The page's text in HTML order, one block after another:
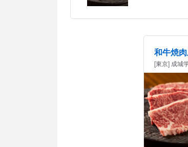
和牛焼
[東京] 成城